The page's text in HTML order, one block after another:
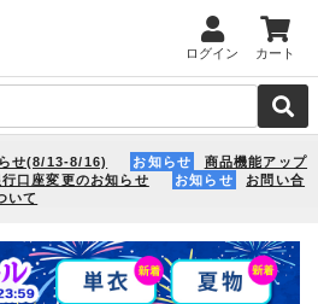
ログイン カート
せ(8/13-8/16) お知らせ
商品機能アップ
行口座変更のお知らせ お知らせ
お問い合
いて